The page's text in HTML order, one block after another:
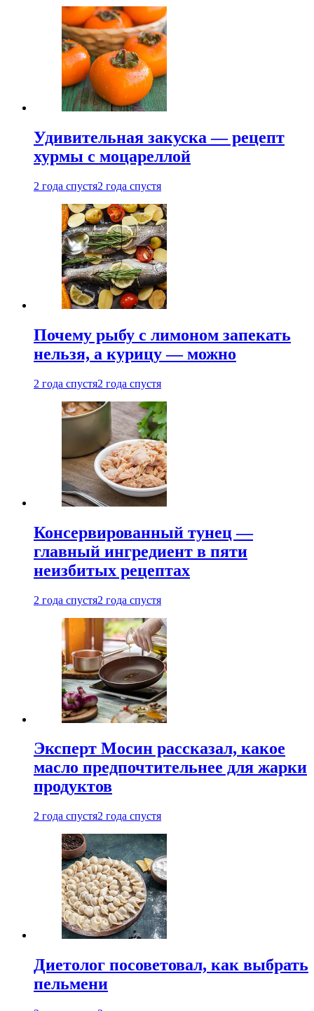
Удивительная закуска — рецепт
хурмы с моцареллой
2 года спустя2 года спустя
Почему рыбу с лимоном запекать
нельзя, а курицу — можно
2 года спустя2 года спустя
Консервированный тунец —
главный ингредиент в пяти
неизбитых рецептах
2 года спустя2 года спустя
Эксперт Мосин рассказал, какое
масло предпочтительнее для жарки
продуктов
2 года спустя2 года спустя
Диетолог посоветовал, как выбрать
пельмени